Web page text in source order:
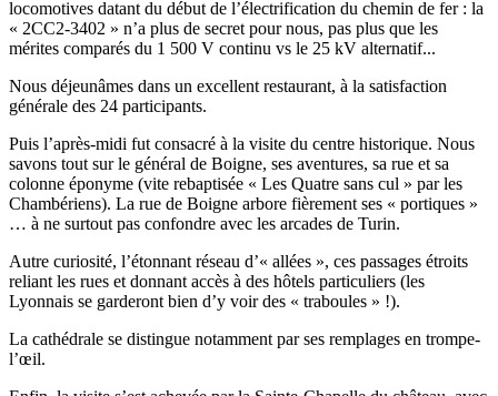
locomotives datant du début de l’électrification du chemin de fer : la
« 2CC2-3402 » n’a plus de secret pour nous, pas plus que les
mérites comparés du 1 500 V continu vs le 25 kV alternatif...
Nous déjeunâmes dans un excellent restaurant, à la satisfaction
générale des 24 participants.
Puis l’après-midi fut consacré à la visite du centre historique. Nous
savons tout sur le général de Boigne, ses aventures, sa rue et sa
colonne éponyme (vite rebaptisée « Les Quatre sans cul » par les
Chambériens). La rue de Boigne arbore fièrement ses « portiques »
… à ne surtout pas confondre avec les arcades de Turin.
Autre curiosité, l’étonnant réseau d’« allées », ces passages étroits
reliant les rues et donnant accès à des hôtels particuliers (les
Lyonnais se garderont bien d’y voir des « traboules » !).
La cathédrale se distingue notamment par ses remplages en trompe-
l’œil.